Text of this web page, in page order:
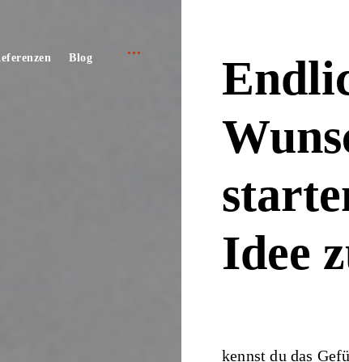
Blog
open
Idee
kennst du das